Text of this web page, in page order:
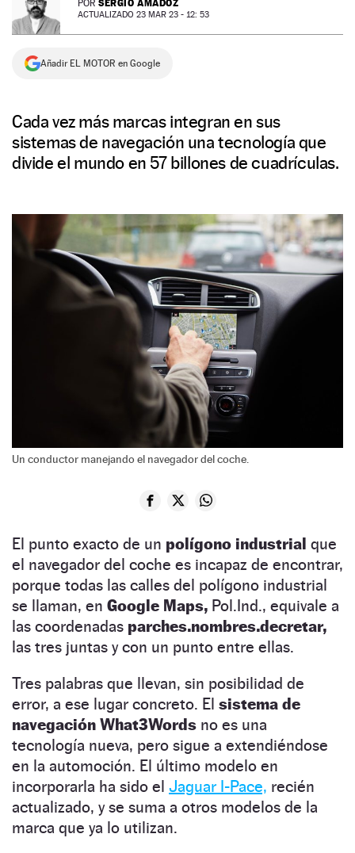
NEWSLETTER
SÍGUENOS
POR SERGIO AMADOZ
ACTUALIZADO 23 MAR 23 - 12: 53
Añadir EL MOTOR en Google
Cada vez más marcas integran en sus
sistemas de navegación una tecnología que
divide el mundo en 57 billones de cuadrículas.
Un conductor manejando el navegador del coche.
El punto exacto de un polígono industrial que
el navegador del coche es incapaz de encontrar,
porque todas las calles del polígono industrial
se llaman, en Google Maps, Pol.Ind., equivale a
las coordenadas parches.nombres.decretar,
las tres juntas y con un punto entre ellas.
Tres palabras que llevan, sin posibilidad de
error, a ese lugar concreto. El sistema de
navegación What3Words no es una
tecnología nueva, pero sigue a extendiéndose
en la automoción. El último modelo en
incorporarla ha sido el Jaguar I-Pace, recién
actualizado, y se suma a otros modelos de la
marca que ya lo utilizan.